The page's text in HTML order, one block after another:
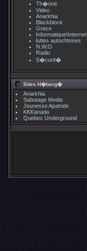
Th�orie
Video
Anarkhia
Blackblock
Grece
Informatique\Internet
luttes autochtones
N.W.O
Radio
S�curit�
Sites H�berg�
Anarkhia
Sabotage Media
Jeunesse Apatride
KKKanada
Quebec Underground